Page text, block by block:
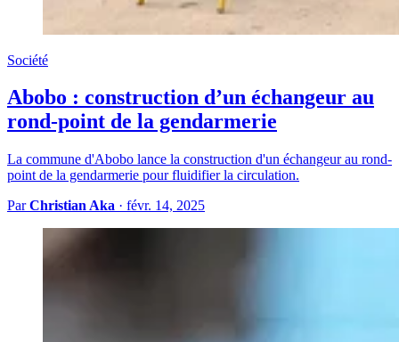
Société
Abobo : construction d’un échangeur au
rond-point de la gendarmerie
La commune d'Abobo lance la construction d'un échangeur au rond-
point de la gendarmerie pour fluidifier la circulation.
ParChristian Aka · févr. 14, 2025